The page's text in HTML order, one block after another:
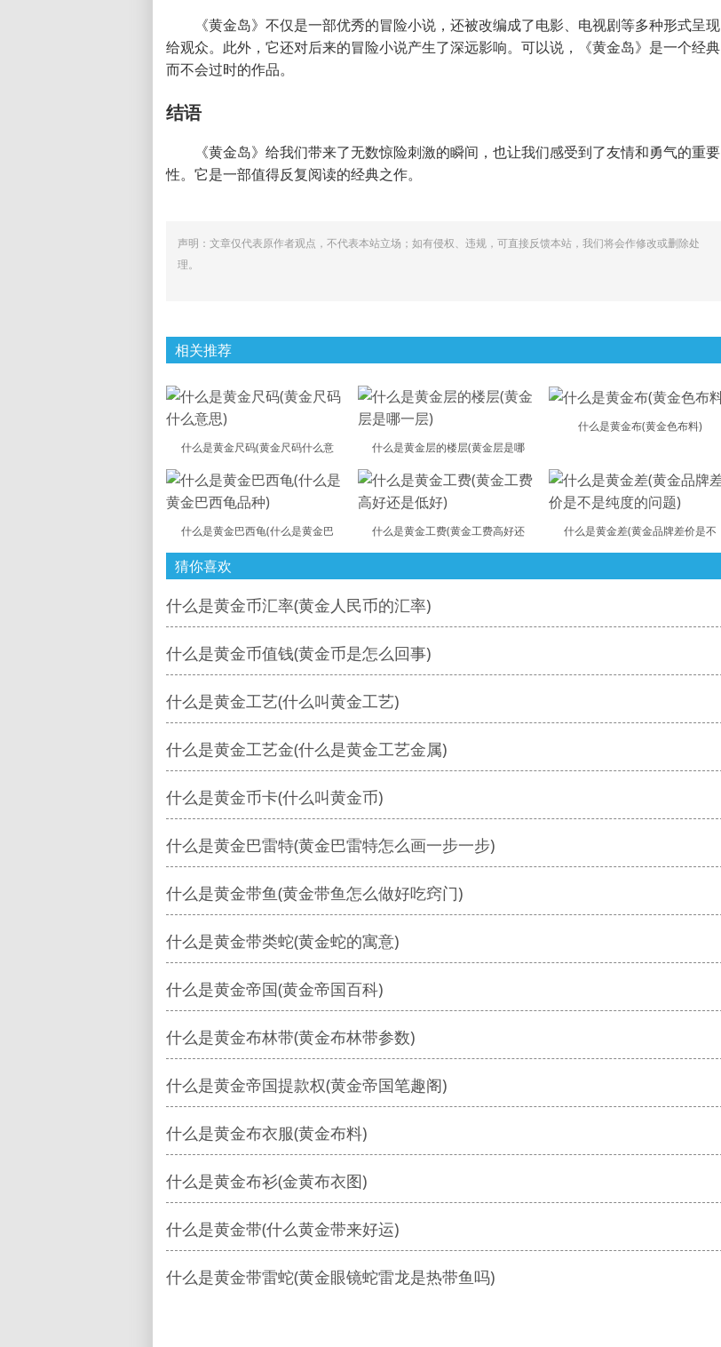
《黄金岛》不仅是一部优秀的冒险小说，还被改编成了电影、电视剧等多种形式呈现
给观众。此外，它还对后来的冒险小说产生了深远影响。可以说，《黄金岛》是一个经典
而不会过时的作品。
结语
《黄金岛》给我们带来了无数惊险刺激的瞬间，也让我们感受到了友情和勇气的重要
性。它是一部值得反复阅读的经典之作。
声明：文章仅代表原作者观点，不代表本站立场；如有侵权、违规，可直接反馈本站，我们将会作修改或删除处
理。
相关推荐
什么是黄金尺码(黄金尺码什么意 什么是黄金层的楼层(黄金层是哪
什么是黄金布(黄金色布料)
什么是黄金巴西龟(什么是黄金巴 什么是黄金工费(黄金工费高好还 什么是黄金差(黄金品牌差价是不
猜你喜欢
什么是黄金币汇率(黄金人民币的汇率)
什么是黄金币值钱(黄金币是怎么回事)
什么是黄金工艺(什么叫黄金工艺)
什么是黄金工艺金(什么是黄金工艺金属)
什么是黄金币卡(什么叫黄金币)
什么是黄金巴雷特(黄金巴雷特怎么画一步一步)
什么是黄金带鱼(黄金带鱼怎么做好吃窍门)
什么是黄金带类蛇(黄金蛇的寓意)
什么是黄金帝国(黄金帝国百科)
什么是黄金布林带(黄金布林带参数)
什么是黄金帝国提款权(黄金帝国笔趣阁)
什么是黄金布衣服(黄金布料)
什么是黄金布衫(金黄布衣图)
什么是黄金带(什么黄金带来好运)
什么是黄金带雷蛇(黄金眼镜蛇雷龙是热带鱼吗)